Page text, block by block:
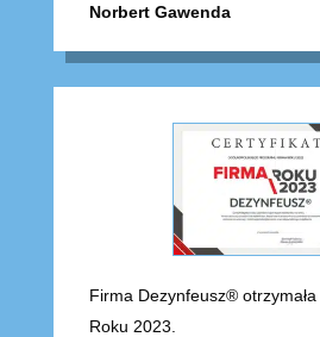
Norbert Gawenda
Firma Dezynfeusz®
Roku 2023.